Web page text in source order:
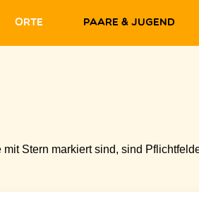
Orte Paare & Jugend
Stern markiert sind, sind